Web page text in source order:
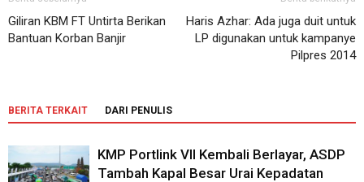
Giliran KBM FT Untirta Berikan
Bantuan Korban Banjir
Haris Azhar: Ada juga duit untuk
LP digunakan untuk kampanye
Pilpres 2014
BERITA TERKAIT DARI PENULIS
KMP Portlink VII Kembali Berlayar, ASDP
Tambah Kapal Besar Urai Kepadatan